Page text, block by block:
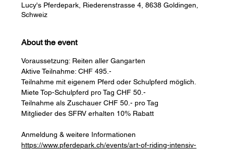
Lucy's Pferdepark, Riederenstrasse 4, 8638 Goldingen,
Schweiz
About the event
Voraussetzung: Reiten aller Gangarten
Aktive Teilnahme: CHF 495.-
Teilnahme mit eigenem Pferd oder Schulpferd möglich.
Miete Top-Schulpferd pro Tag CHF 50.-
Teilnahme als Zuschauer CHF 50.- pro Tag
Mitglieder des SFRV erhalten 10% Rabatt
Anmeldung & weitere Informationen
https://www.pferdepark.ch/events/art-of-riding-intensiv-